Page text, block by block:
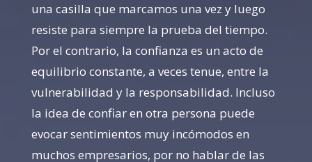
una casilla que marcamos una vez y luego
resiste para siempre la prueba del tiempo.
Por el contrario, la confianza es un acto de
equilibrio constante, a veces tenue, entre la
vulnerabilidad y la responsabilidad. Incluso
la idea de confiar en otra persona puede
evocar sentimientos muy incómodos en
muchos empresarios, por no hablar de las